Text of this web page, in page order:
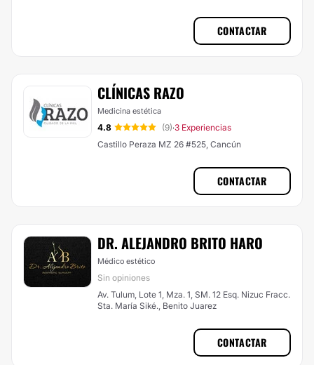
CONTACTAR
CLÍNICAS RAZO
Medicina estética
4.8 (9)·3 Experiencias
Castillo Peraza MZ 26 #525, Cancún
CONTACTAR
DR. ALEJANDRO BRITO HARO
Médico estético
Sin opiniones
Av. Tulum, Lote 1, Mza. 1, SM. 12 Esq. Nizuc Fracc.
Sta. María Siké., Benito Juarez
CONTACTAR